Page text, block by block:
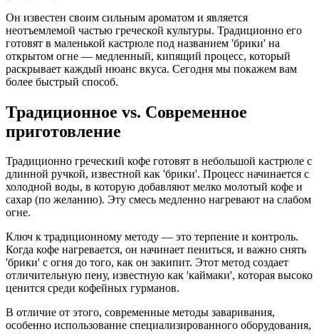
Он известен своим сильным ароматом и является
неотъемлемой частью греческой культуры. Традиционно его
готовят в маленькой кастрюле под названием 'брики' на
открытом огне — медленный, кипящий процесс, который
раскрывает каждый нюанс вкуса. Сегодня мы покажем вам
более быстрый способ.
Традиционное vs. Современное
приготовление
Традиционно греческий кофе готовят в небольшой кастрюле с
длинной ручкой, известной как 'брики'. Процесс начинается с
холодной воды, в которую добавляют мелко молотый кофе и
сахар (по желанию). Эту смесь медленно нагревают на слабом
огне.
Ключ к традиционному методу — это терпение и контроль.
Когда кофе нагревается, он начинает пениться, и важно снять
'брики' с огня до того, как он закипит. Этот метод создает
отличительную пену, известную как 'каймаки', которая высоко
ценится среди кофейных гурманов.
В отличие от этого, современные методы заваривания,
особенно использование специализированного оборудования,